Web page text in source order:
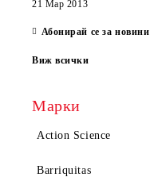
21 Мар 2013
Абонирай се за новини
Виж всички
Марки
Action Science
Barriquitas